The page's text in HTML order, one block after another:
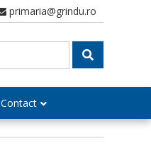
primaria@grindu.ro
Contact